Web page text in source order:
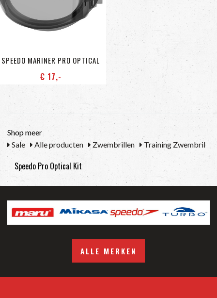
SPEEDO MARINER PRO OPTICAL
€ 17,-
Shop meer
Sale
Alle producten Zwembrillen Training Zwembril
Speedo Pro Optical Kit
ALLE MERKEN